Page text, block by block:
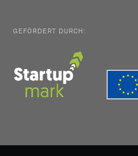
GEFÖRDERT DURCH: